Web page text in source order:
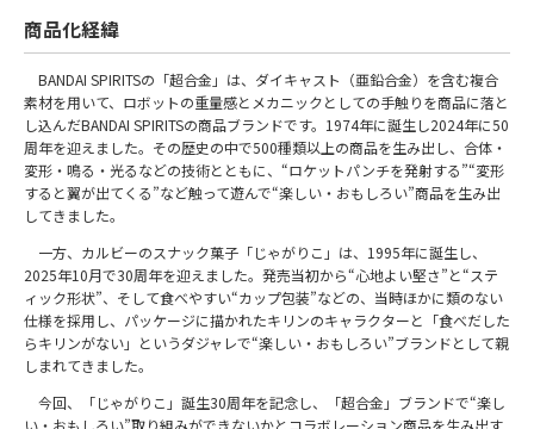
商品化経緯
BANDAI SPIRITSの「超合金」は、ダイキャスト（亜鉛合金）を含む複合
素材を用いて、ロボットの重量感とメカニックとしての手触りを商品に落と
し込んだBANDAI SPIRITSの商品ブランドです。1974年に誕生し2024年に50
周年を迎えました。その歴史の中で500種類以上の商品を生み出し、合体・
変形・鳴る・光るなどの技術とともに、“ロケットパンチを発射する”“変形
すると翼が出てくる”など触って遊んで“楽しい・おもしろい”商品を生み出
してきました。
一方、カルビーのスナック菓子「じゃがりこ」は、1995年に誕生し、
2025年10月で30周年を迎えました。発売当初から“心地よい堅さ”と“ステ
ィック形状”、そして食べやすい“カップ包装”などの、当時ほかに類のない
仕様を採用し、パッケージに描かれたキリンのキャラクターと「食べだした
らキリンがない」というダジャレで“楽しい・おもしろい”ブランドとして親
しまれてきました。
今回、「じゃがりこ」誕生30周年を記念し、「超合金」ブランドで“楽し
い・おもしろい”取り組みができないかとコラボレーション商品を生み出す